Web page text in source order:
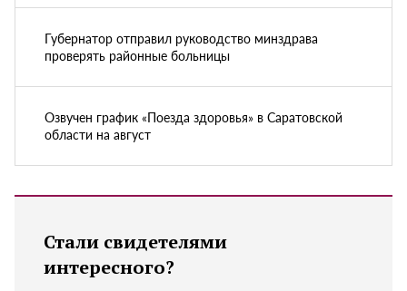
Губернатор отправил руководство минздрава
проверять районные больницы
Озвучен график «Поезда здоровья» в Саратовской
области на август
Стали свидетелями
интересного?